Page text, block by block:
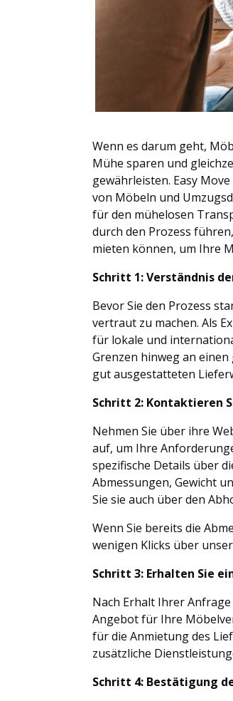
Wenn es darum geht,
Mühe sparen und
gewährleisten. Easy
von Möbeln und
für den mühelosen
durch den Prozess
mieten können, um Ihre
Schritt 1: Verständnis
Bevor Sie den Prozess
vertraut zu machen. Als
für lokale und
Grenzen hinweg an
gut ausgestatteten
Schritt 2: Kontaktieren
Nehmen Sie über ihre
auf, um Ihre
spezifische Details über
Abmessungen, Gewicht
Sie sie auch über den
Wenn Sie bereits die
wenigen Klicks über
Schritt 3: Erhalten Sie
Nach Erhalt Ihrer
Angebot für Ihre
für die Anmietung des
zusätzliche
Schritt 4: Bestätigung